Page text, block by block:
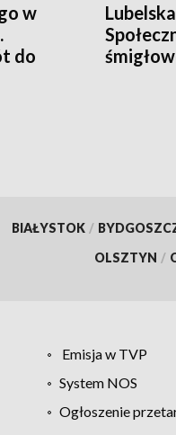
w
do
BIAŁYSTOK /
OLSZTYN /
Emisja w TVP
System NOS
Ogłoszenie